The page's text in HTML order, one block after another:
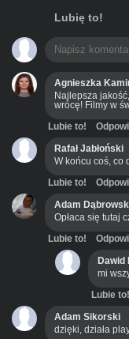
Lubię to!
Agnieszka
Najlepsza
wrócę! Filmy w
Lubie to!
Rafał Jabłoński
W końcu coś, co
Lubie to!
Adam
Opłaca się tutaj
Lubie to!
Dawid
mi
Lubie to!
Adam Sikorski
dzięki, działa